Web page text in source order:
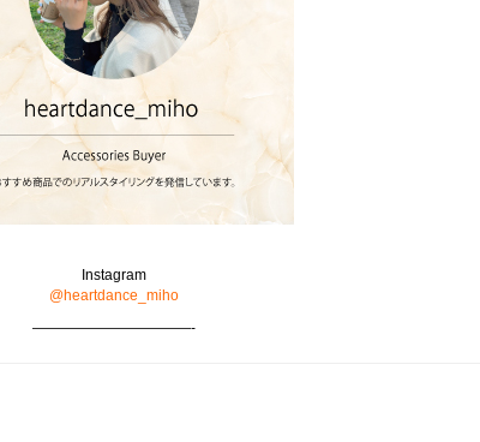
Instagram
@heartdance_miho
———————————-